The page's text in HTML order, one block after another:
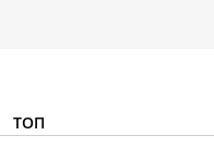
ТОП